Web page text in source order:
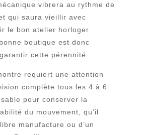
vibrera au rythme de
qui saura vieillir avec
le bon atelier horloger
boutique est donc
cette pérennité.
requiert une attention
complète tous les 4 à 6
pour conserver la
du mouvement, qu’il
manufacture ou d’un